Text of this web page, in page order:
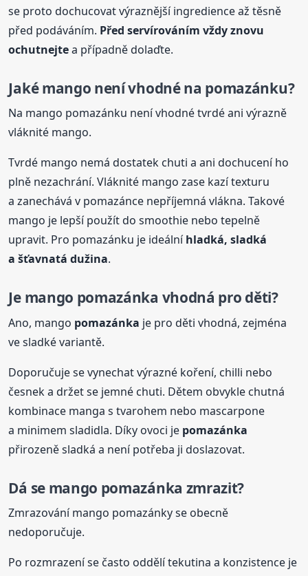
se proto dochucovat výraznější ingredience až těsně
před podáváním. Před servírováním vždy znovu
ochutnejtea případně dolaďte.
Jaké mango není vhodné na pomazánku?
Na mango pomazánku není vhodné tvrdé ani výrazně
vláknité mango.
Tvrdé mango nemá dostatek chuti a ani dochucení ho
plně nezachrání. Vláknité mango zase kazí texturu
a zanechává v pomazánce nepříjemná vlákna. Takové
mango je lepší použít do smoothie nebo tepelně
upravit. Pro pomazánku je ideálníhladká, sladká
a šťavnatá dužina.
Je mango pomazánka vhodná pro děti?
Ano, mango pomazánka je pro děti vhodná, zejména
ve sladké variantě.
Doporučuje se vynechat výrazné koření, chilli nebo
česnek a držet se jemné chuti. Dětem obvykle chutná
kombinace manga s tvarohem nebo mascarpone
a minimem sladidla. Díky ovoci je pomazánka
přirozeně sladká a není potřeba ji doslazovat.
Dá se mango pomazánka zmrazit?
Zmrazování mango pomazánky se obecně
nedoporučuje.
Po rozmrazení se často oddělí tekutina a konzistence je